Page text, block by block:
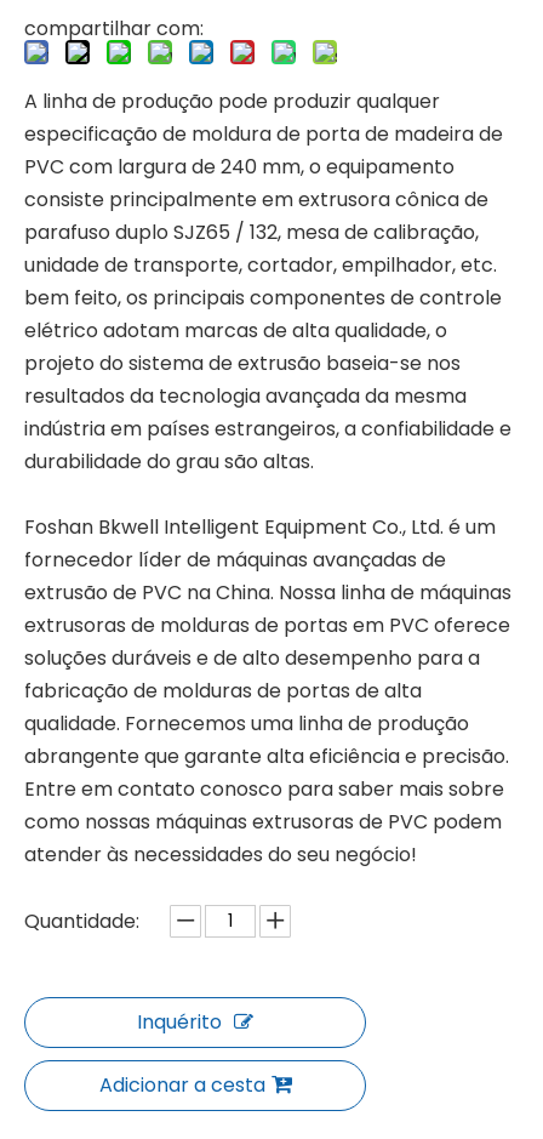
compartilhar com:
A linha de produção pode produzir qualquer
especificação de moldura de porta de madeira de
PVC com largura de 240 mm, o equipamento
consiste principalmente em extrusora cônica de
parafuso duplo SJZ65 / 132, mesa de calibração,
unidade de transporte, cortador, empilhador, etc.
bem feito, os principais componentes de controle
elétrico adotam marcas de alta qualidade, o
projeto do sistema de extrusão baseia-se nos
resultados da tecnologia avançada da mesma
indústria em países estrangeiros, a confiabilidade e
durabilidade do grau são altas.
Foshan Bkwell Intelligent Equipment Co., Ltd. é um
fornecedor líder de máquinas avançadas de
extrusão de PVC na China. Nossa linha de máquinas
extrusoras de molduras de portas em PVC oferece
soluções duráveis ​​e de alto desempenho para a
fabricação de molduras de portas de alta
qualidade. Fornecemos uma linha de produção
abrangente que garante alta eficiência e precisão.
Entre em contato conosco para saber mais sobre
como nossas máquinas extrusoras de PVC podem
atender às necessidades do seu negócio!
Quantidade:
Inquérito
Adicionar a cesta